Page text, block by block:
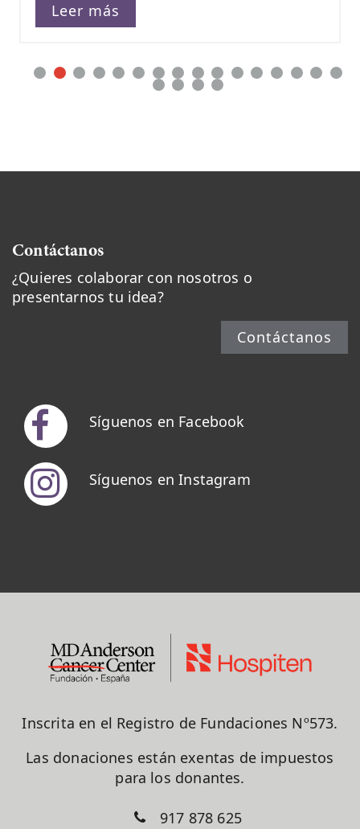
Leer más
Contáctanos
¿Quieres colaborar con nosotros o
presentarnos tu idea?
Contáctanos
Síguenos en Facebook
Síguenos en Instagram
Inscrita en el Registro de Fundaciones Nº573.
Las donaciones están exentas de impuestos
para los donantes.
917 878 625